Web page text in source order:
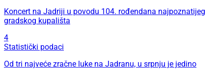
Koncert na Jadriji u povodu 104. rođendana najpoznatijeg
gradskog kupališta
4
Statistički podaci
Od tri najveće zračne luke na Jadranu, u srpnju je jedino